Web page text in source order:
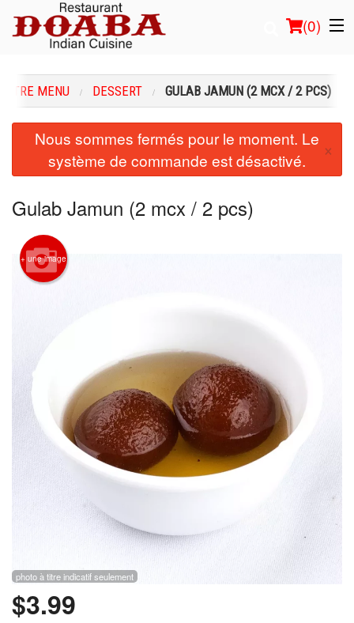
(0)
Commander en ligne
Emplacement
Connection
Inscription
Rechercher
MENU DESSERT GULAB JAMUN (2 MCX / 2 PCS)
Nous sommes fermés pour le moment. Le
système de commande est désactivé.
×
Gulab Jamun (2 mcx / 2 pcs)
+ une image
photo à titre indicatif seulement
$3.99